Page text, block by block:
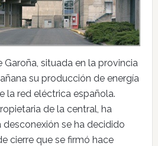
situada en la provincia
su producción de energía
la red eléctrica española.
de la central, ha
se ha decidido
cierre que se firmó hace